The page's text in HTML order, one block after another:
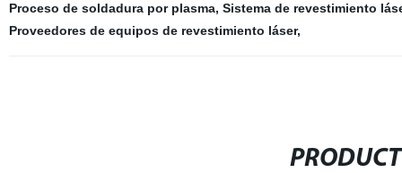
Proceso de soldadura por plasma, Sistema de revestimiento
Proveedores de equipos de revestimiento láser,